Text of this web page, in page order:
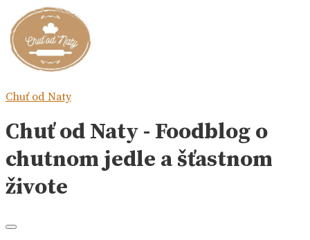
Chuť od Naty
Chuť od Naty - Foodblog o
chutnom jedle a šťastnom
živote